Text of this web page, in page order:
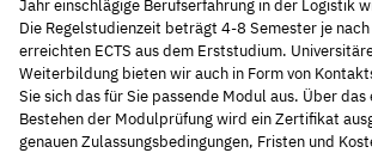
Jahr einschlägige Berufserfahrung in der Logistik
Die Regelstudienzeit beträgt 4-8 Semester je
erreichten ECTS aus dem Erststudium.
Weiterbildung bieten wir auch in Form von
Sie sich das für Sie passende Modul aus. Über
Bestehen der Modulprüfung wird ein Zertifikat
genauen Zulassungsbedingungen, Fristen und